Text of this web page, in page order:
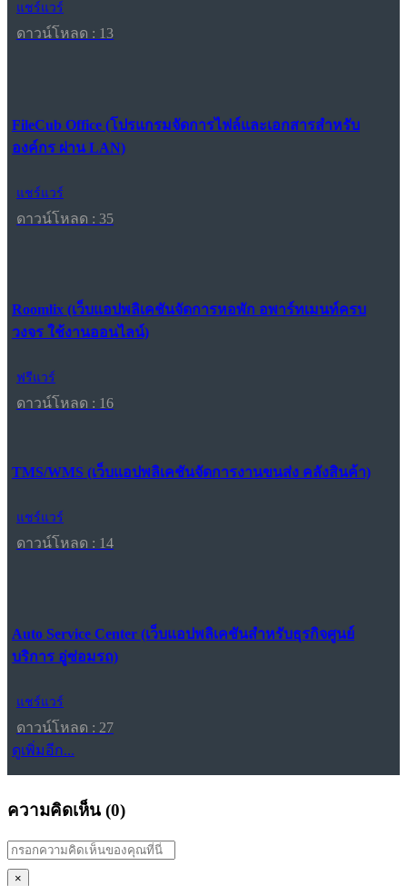
แชร์แวร์
ดาวน์โหลด : 13
FileCub Office (โปรแกรมจัดการไฟล์และเอกสารสำหรับ
องค์กร ผ่าน LAN)
แชร์แวร์
ดาวน์โหลด : 35
Roomlix (เว็บแอปพลิเคชันจัดการหอพัก อพาร์ทเมนท์ครบ
วงจร ใช้งานออนไลน์)
ฟรีแวร์
ดาวน์โหลด : 16
TMS/WMS (เว็บแอปพลิเคชันจัดการงานขนส่ง คลังสินค้า)
แชร์แวร์
ดาวน์โหลด : 14
Auto Service Center (เว็บแอปพลิเคชันสำหรับธุรกิจศูนย์
บริการ อู่ซ่อมรถ)
แชร์แวร์
ดาวน์โหลด : 27
ดูเพิ่มอีก...
ความคิดเห็น (0)
×